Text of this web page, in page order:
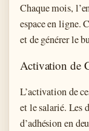
Chaque mois,
espace en ligne.
et de générer le
Activation de
L’activation de
et le salarié. Les
d’adhésion en